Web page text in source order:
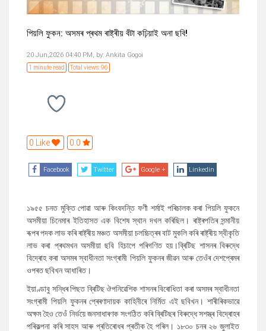
পিয়লি ফুকন: অসমৰ প্ৰথম ৰাষ্ট্ৰীয় বঁটা কঢ়িয়াই অনা ছবি!
20 Jun,2026 04:40 PM, by: Ankita Gogoi
1 minute read Total views: 96
0 Like 0.0
Facebook Twitter Google + Linkedin
১৯৫৫ চনত মুক্তি পোৱা আৰু কিংবদন্তি ফণী শৰ্মাই পৰিচালক কৰা পিয়লি ফুকনে
অসমীয়া চিনেমাৰ ইতিহাসত এক বিশেষ স্থান দখল কৰিছিল। ৰাষ্ট্ৰপতিৰ সন্মানীয়
ৰূপৰ পদক লাভ কৰি ৰাষ্ট্ৰীয় মঞ্চত অসমীয়া চলচ্চিত্ৰৰ বাট মুকলি কৰি ৰাষ্ট্ৰীয় স্বীকৃতি
লাভ কৰা প্ৰথমখন অসমীয়া ছবি হিচাপে পৰিগণিত হয়।ব্ৰিটিছ শাসনৰ বিৰুদ্ধে
বিদ্ৰোহ কৰা অসমৰ স্বাধীনতা সংগ্ৰামী পিয়লি ফুকনৰ জীৱন আৰু তেওঁৰ দেশপ্ৰেমৰ
ওপৰত ছবিখন আধাৰিত।
ইয়াণ্ডাবু সন্ধিৰ পিছত ব্ৰিটিছ ঔপনিৱেশিক শাসনৰ বিৰোধিতা কৰা অসমৰ স্বাধীনতা
সংগ্ৰামী পিয়লি ফুকনৰ প্ৰেৰণাদায়ক কাহিনীৰে নিৰ্মিত এই ছবিখন। শাৰীৰিকভাৱে
অক্ষম হৈও তেওঁ নিৰ্ভয়ে জনসাধাৰণক সংগঠিত কৰি ব্ৰিটিছৰ বিৰুদ্ধে সশস্ত্ৰ বিদ্ৰোহৰ
পৰিকল্পনা কৰি সাহস আৰু প্ৰতিৰোধৰ প্ৰতীক হৈ পৰিল। ১৮৩০ চনৰ ২৬ জুলাইত